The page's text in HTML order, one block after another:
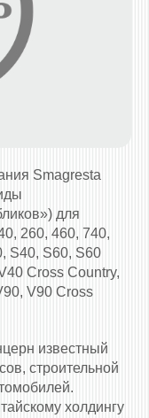
Smagresta
для
260, 460, 740,
S40, S60, S60
Cross Country,
V90 Cross
известный
строительной
холдингу